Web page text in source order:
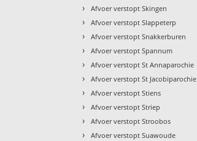
› Afvoer verstopt Skingen
› Afvoer verstopt Slappeterp
› Afvoer verstopt Snakkerburen
› Afvoer verstopt Spannum
› Afvoer verstopt St Annaparochie
› Afvoer verstopt St Jacobiparochie
› Afvoer verstopt Stiens
› Afvoer verstopt Striep
› Afvoer verstopt Stroobos
› Afvoer verstopt Suawoude